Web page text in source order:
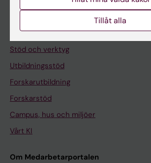
Din anställning
Stöd och verktyg
Utbildningsstöd
Forskarutbildning
Forskarstöd
Campus, hus och miljöer
Vårt KI
Om Medarbetarportalen
Tillåt alla